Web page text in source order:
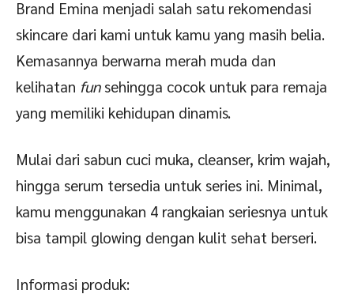
Brand Emina menjadi salah satu rekomendasi
skincare dari kami untuk kamu yang masih belia.
Kemasannya berwarna merah muda dan
kelihatan fun sehingga cocok untuk para remaja
yang memiliki kehidupan dinamis.
Mulai dari sabun cuci muka, cleanser, krim wajah,
hingga serum tersedia untuk series ini. Minimal,
kamu menggunakan 4 rangkaian seriesnya untuk
bisa tampil glowing dengan kulit sehat berseri.
Informasi produk: